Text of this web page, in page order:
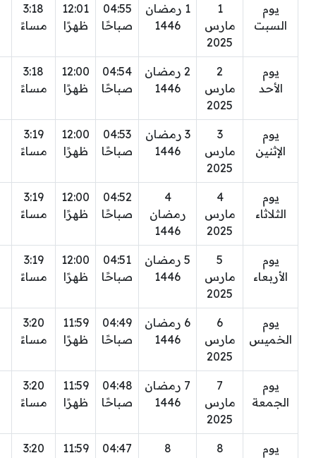
يوم
السبت
1
مارس
2025
1 رمضان
1446
04:55
صباحًا
12:01
ظهرًا
3:18
مساءً
يوم
الأحد
2
مارس
2025
2 رمضان
1446
04:54
صباحًا
12:00
ظهرًا
3:18
مساءً
يوم
الإثنين
3
مارس
2025
3 رمضان
1446
04:53
صباحًا
12:00
ظهرًا
3:19
مساءً
يوم
الثلاثاء
4
مارس
2025
4
رمضان
1446
04:52
صباحًا
12:00
ظهرًا
3:19
مساءً
يوم
الأربعاء
5
مارس
2025
5 رمضان
1446
04:51
صباحًا
12:00
ظهرًا
3:19
مساءً
يوم
الخميس
6
مارس
2025
6 رمضان
1446
04:49
صباحًا
11:59
ظهرًا
3:20
مساءً
يوم
الجمعة
7
مارس
2025
7 رمضان
1446
04:48
صباحًا
11:59
ظهرًا
3:20
مساءً
يوم
8
8
04:47
11:59
3:20